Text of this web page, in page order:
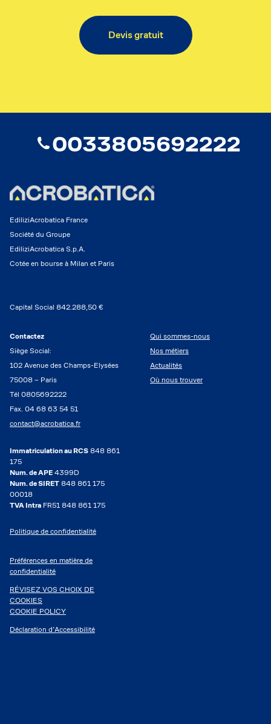
Devis gratuit
0033805692222
EdiliziAcrobatica France
Société du Groupe
EdiliziAcrobatica S.p.A.
Cotée en bourse à Milan et Paris
Capital Social 842.288,50 €
Contactez
Siège Social:
102 Avenue des Champs-Elysées
75008 – Paris
Tél 0805692222
Fax. 04 68 63 54 51
contact@acrobatica.fr
Qui sommes-nous
Nos métiers
Actualités
Où nous trouver
Immatriculation au RCS 848 861
175
Num. de APE 4399D
Num. de SIRET 848 861 175
00018
TVA Intra FR51 848 861 175
Politique de confidentialité
Préférences en matière de
confidentialité
RÉVISEZ VOS CHOIX DE
COOKIES
COOKIE POLICY
Déclaration d’Accessibilité